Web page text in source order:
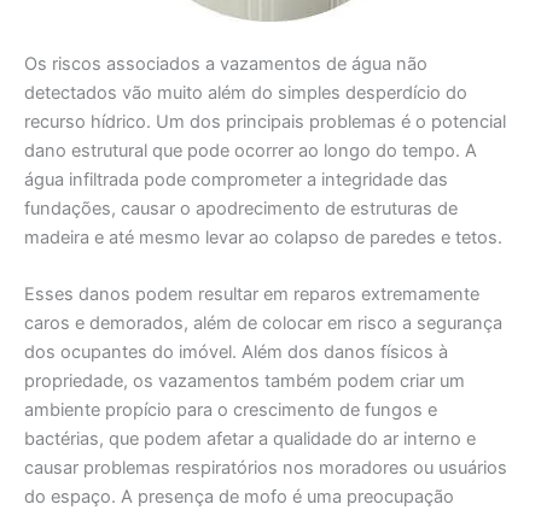
Os riscos associados a vazamentos de água não
detectados vão muito além do simples desperdício do
recurso hídrico. Um dos principais problemas é o potencial
dano estrutural que pode ocorrer ao longo do tempo. A
água infiltrada pode comprometer a integridade das
fundações, causar o apodrecimento de estruturas de
madeira e até mesmo levar ao colapso de paredes e tetos.
Esses danos podem resultar em reparos extremamente
caros e demorados, além de colocar em risco a segurança
dos ocupantes do imóvel. Além dos danos físicos à
propriedade, os vazamentos também podem criar um
ambiente propício para o crescimento de fungos e
bactérias, que podem afetar a qualidade do ar interno e
causar problemas respiratórios nos moradores ou usuários
do espaço. A presença de mofo é uma preocupação